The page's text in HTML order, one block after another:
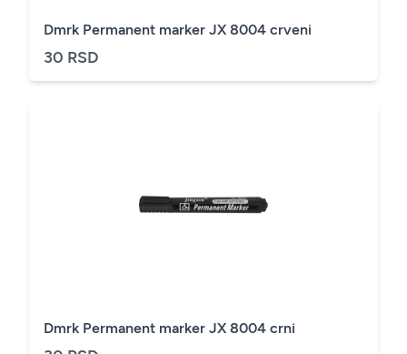
Dmrk Permanent marker JX 8004 crveni
30 RSD
Dmrk Permanent marker JX 8004 crni